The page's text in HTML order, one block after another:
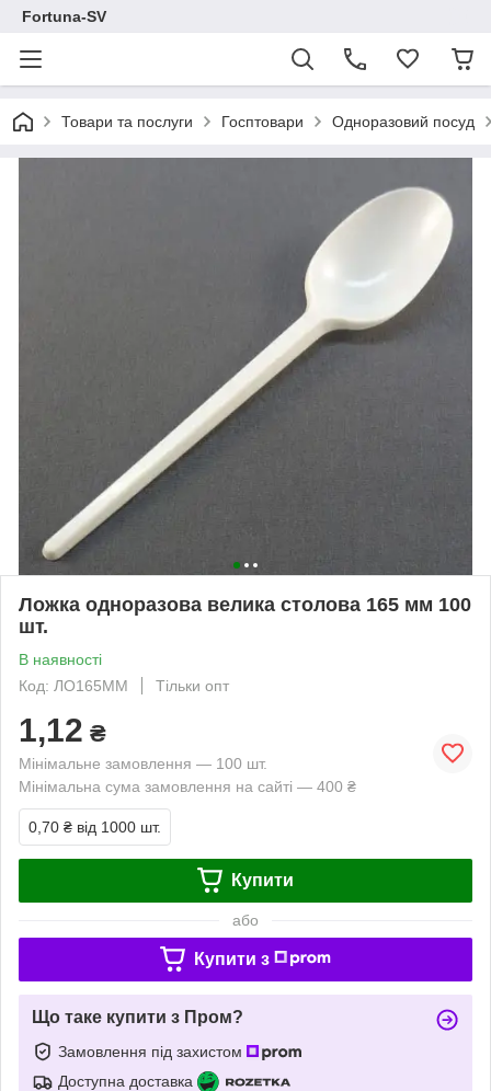
Fortuna-SV
Товари та послуги Госптовари Одноразовий посуд
Ложка одноразова велика столова 165 мм 100
шт.
В наявності
Код: ЛО165ММ
Тільки опт
1,12 ₴
Мінімальне замовлення — 100 шт.
Мінімальна сума замовлення на сайті — 400 ₴
0,70 ₴ від 1000 шт.
Купити
або
Купити з
Що таке купити з Пром?
Замовлення під захистом
Доступна доставка